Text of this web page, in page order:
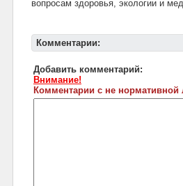
вопросам здоровья, экологии и
Комментарии:
Добавить комментарий:
Внимание!
Комментарии с не